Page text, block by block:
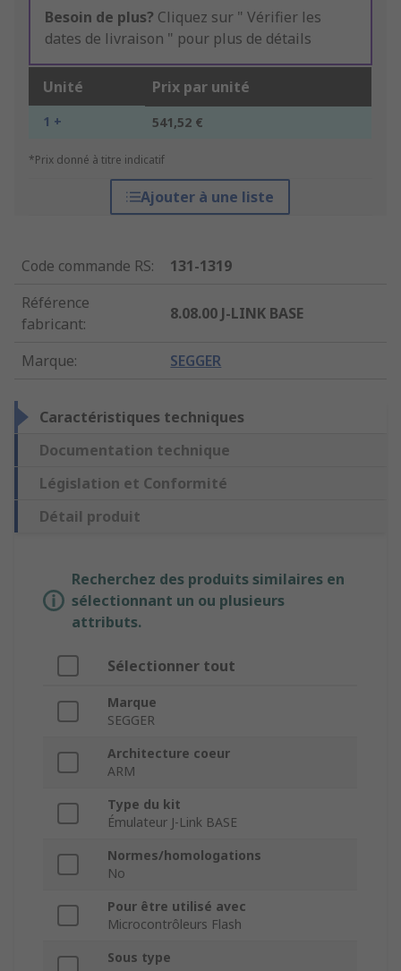
Besoin de plus? Cliquez sur " Vérifier les
dates de livraison " pour plus de détails
Unité Prix par unité
1 + 541,52 €
*Prix donné à titre indicatif
Ajouter à une liste
Code commande RS:
131-1319
Référence
fabricant:
8.08.00 J-LINK BASE
Marque: SEGGER
Caractéristiques techniques
Documentation technique
Législation et Conformité
Détail produit
Recherchez des produits similaires en
sélectionnant un ou plusieurs
attributs.
Sélectionner tout
Marque
SEGGER
Architecture coeur
ARM
Type du kit
Émulateur J-Link BASE
Normes/homologations
No
Pour être utilisé avec
Microcontrôleurs Flash
Sous type